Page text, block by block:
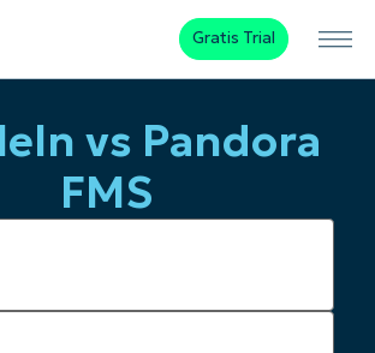
Gratis Trial
vs Pandora
FMS